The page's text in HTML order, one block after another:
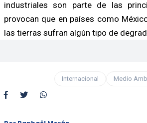
industriales son parte de las
provocan que en países como
las tierras sufran algún tipo de
Internacional Medio